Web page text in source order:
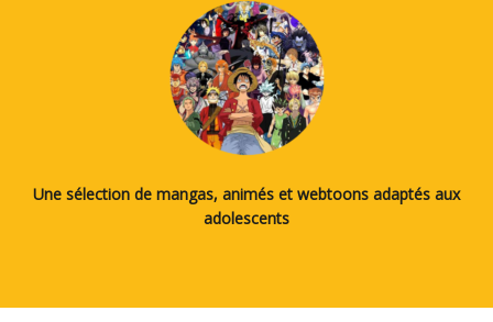
Une sélection de mangas, animés et webtoons adaptés aux
adolescents